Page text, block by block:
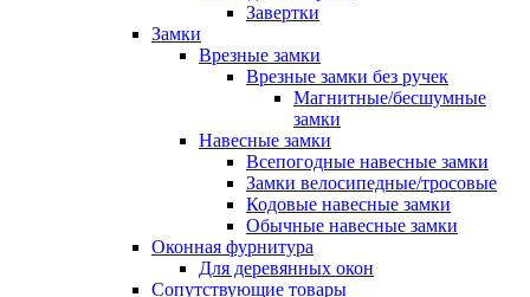
Завертки
Замки
Врезные замки
Врезные замки без ручек
Магнитные/бесшумные
замки
Навесные замки
Всепогодные навесные замки
Замки велосипедные/тросовые
Кодовые навесные замки
Обычные навесные замки
Оконная фурнитура
Для деревянных окон
Сопутствующие товары